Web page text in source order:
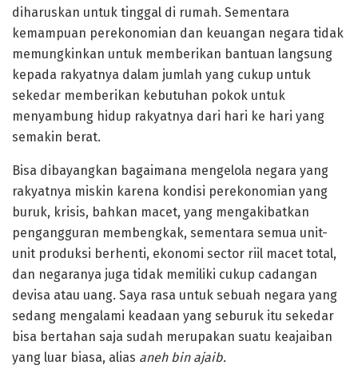
diharuskan untuk tinggal di rumah. Sementara
kemampuan perekonomian dan keuangan negara tidak
memungkinkan untuk memberikan bantuan langsung
kepada rakyatnya dalam jumlah yang cukup untuk
sekedar memberikan kebutuhan pokok untuk
menyambung hidup rakyatnya dari hari ke hari yang
semakin berat.
Bisa dibayangkan bagaimana mengelola negara yang
rakyatnya miskin karena kondisi perekonomian yang
buruk, krisis, bahkan macet, yang mengakibatkan
pengangguran membengkak, sementara semua unit-
unit produksi berhenti, ekonomi sector riil macet total,
dan negaranya juga tidak memiliki cukup cadangan
devisa atau uang. Saya rasa untuk sebuah negara yang
sedang mengalami keadaan yang seburuk itu sekedar
bisa bertahan saja sudah merupakan suatu keajaiban
yang luar biasa, alias aneh bin ajaib.